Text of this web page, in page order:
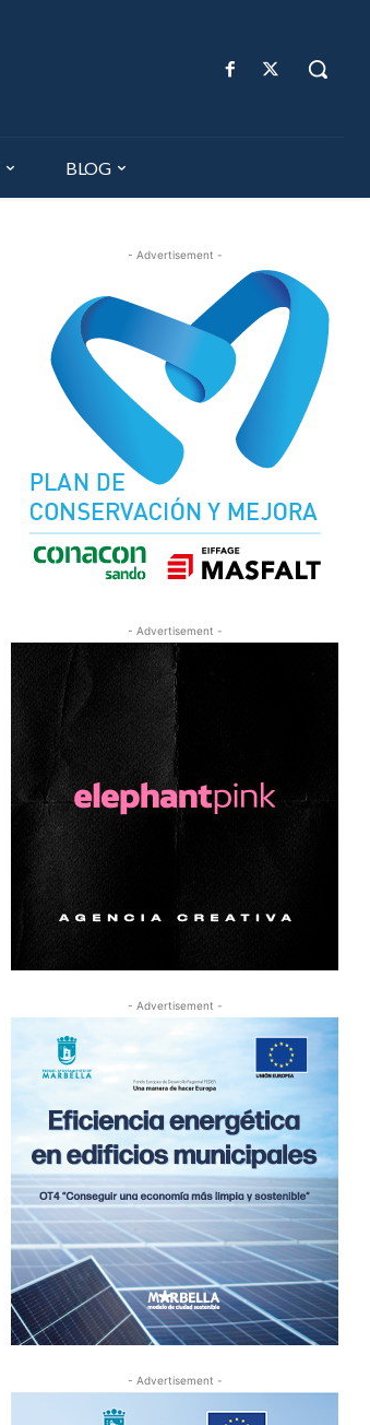
BLOG
- Advertisement -
- Advertisement -
- Advertisement -
- Advertisement -